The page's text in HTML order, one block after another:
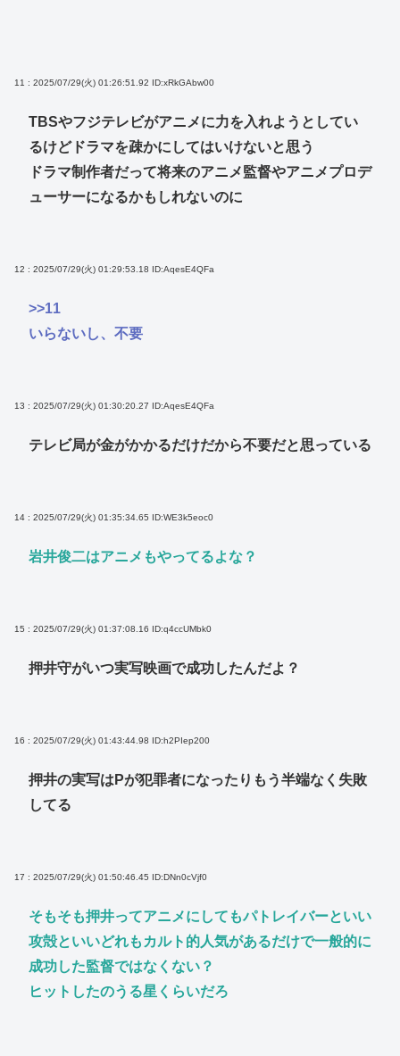
11 : 2025/07/29(火) 01:26:51.92 ID:xRkGAbw00
TBSやフジテレビがアニメに力を入れようとしてい
るけどドラマを疎かにしてはいけないと思う
ドラマ制作者だって将来のアニメ監督やアニメプロデ
ューサーになるかもしれないのに
12 : 2025/07/29(火) 01:29:53.18 ID:AqesE4QFa
>>11
いらないし、不要
13 : 2025/07/29(火) 01:30:20.27 ID:AqesE4QFa
テレビ局が金がかかるだけだから不要だと思っている
14 : 2025/07/29(火) 01:35:34.65 ID:WE3k5eoc0
岩井俊二はアニメもやってるよな？
15 : 2025/07/29(火) 01:37:08.16 ID:q4ccUMbk0
押井守がいつ実写映画で成功したんだよ？
16 : 2025/07/29(火) 01:43:44.98 ID:h2PIep200
押井の実写はPが犯罪者になったりもう半端なく失敗
してる
17 : 2025/07/29(火) 01:50:46.45 ID:DNn0cVjf0
そもそも押井ってアニメにしてもパトレイバーといい
攻殻といいどれもカルト的人気があるだけで一般的に
成功した監督ではなくない？
ヒットしたのうる星くらいだろ